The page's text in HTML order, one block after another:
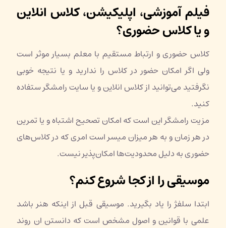
فیلم آموزشی، اپلیکیشن، کلاس انلاین
و یا کلاس حضوری؟
کلاس حضوری و ارتباط مستقیم با معلم بسیار موثر است
ولی اگر امکان حضور در کلاس را ندارید و یا نتیجه خوبی
نگرفتید می‌توانید از کلاس انلاین و یا سایت رامشگر ستفاده
کنید.
مزیت رامشگر این است که امکان تصحیح اشتباه و یا تمرین
در هر زمان و به هر میزان میسر است امری که در کلاس‌های
حضوری به دلیل محدودیت‌ها امکان‌پذیر نیست.
موسیقی را از کجا شروع کنم؟
ابتدا سلفژ را یاد بگیرید. موسیقی قبل از اینکه هنر باشد
علمی با قوانین و اصول مشخص است که دانستن ان روند